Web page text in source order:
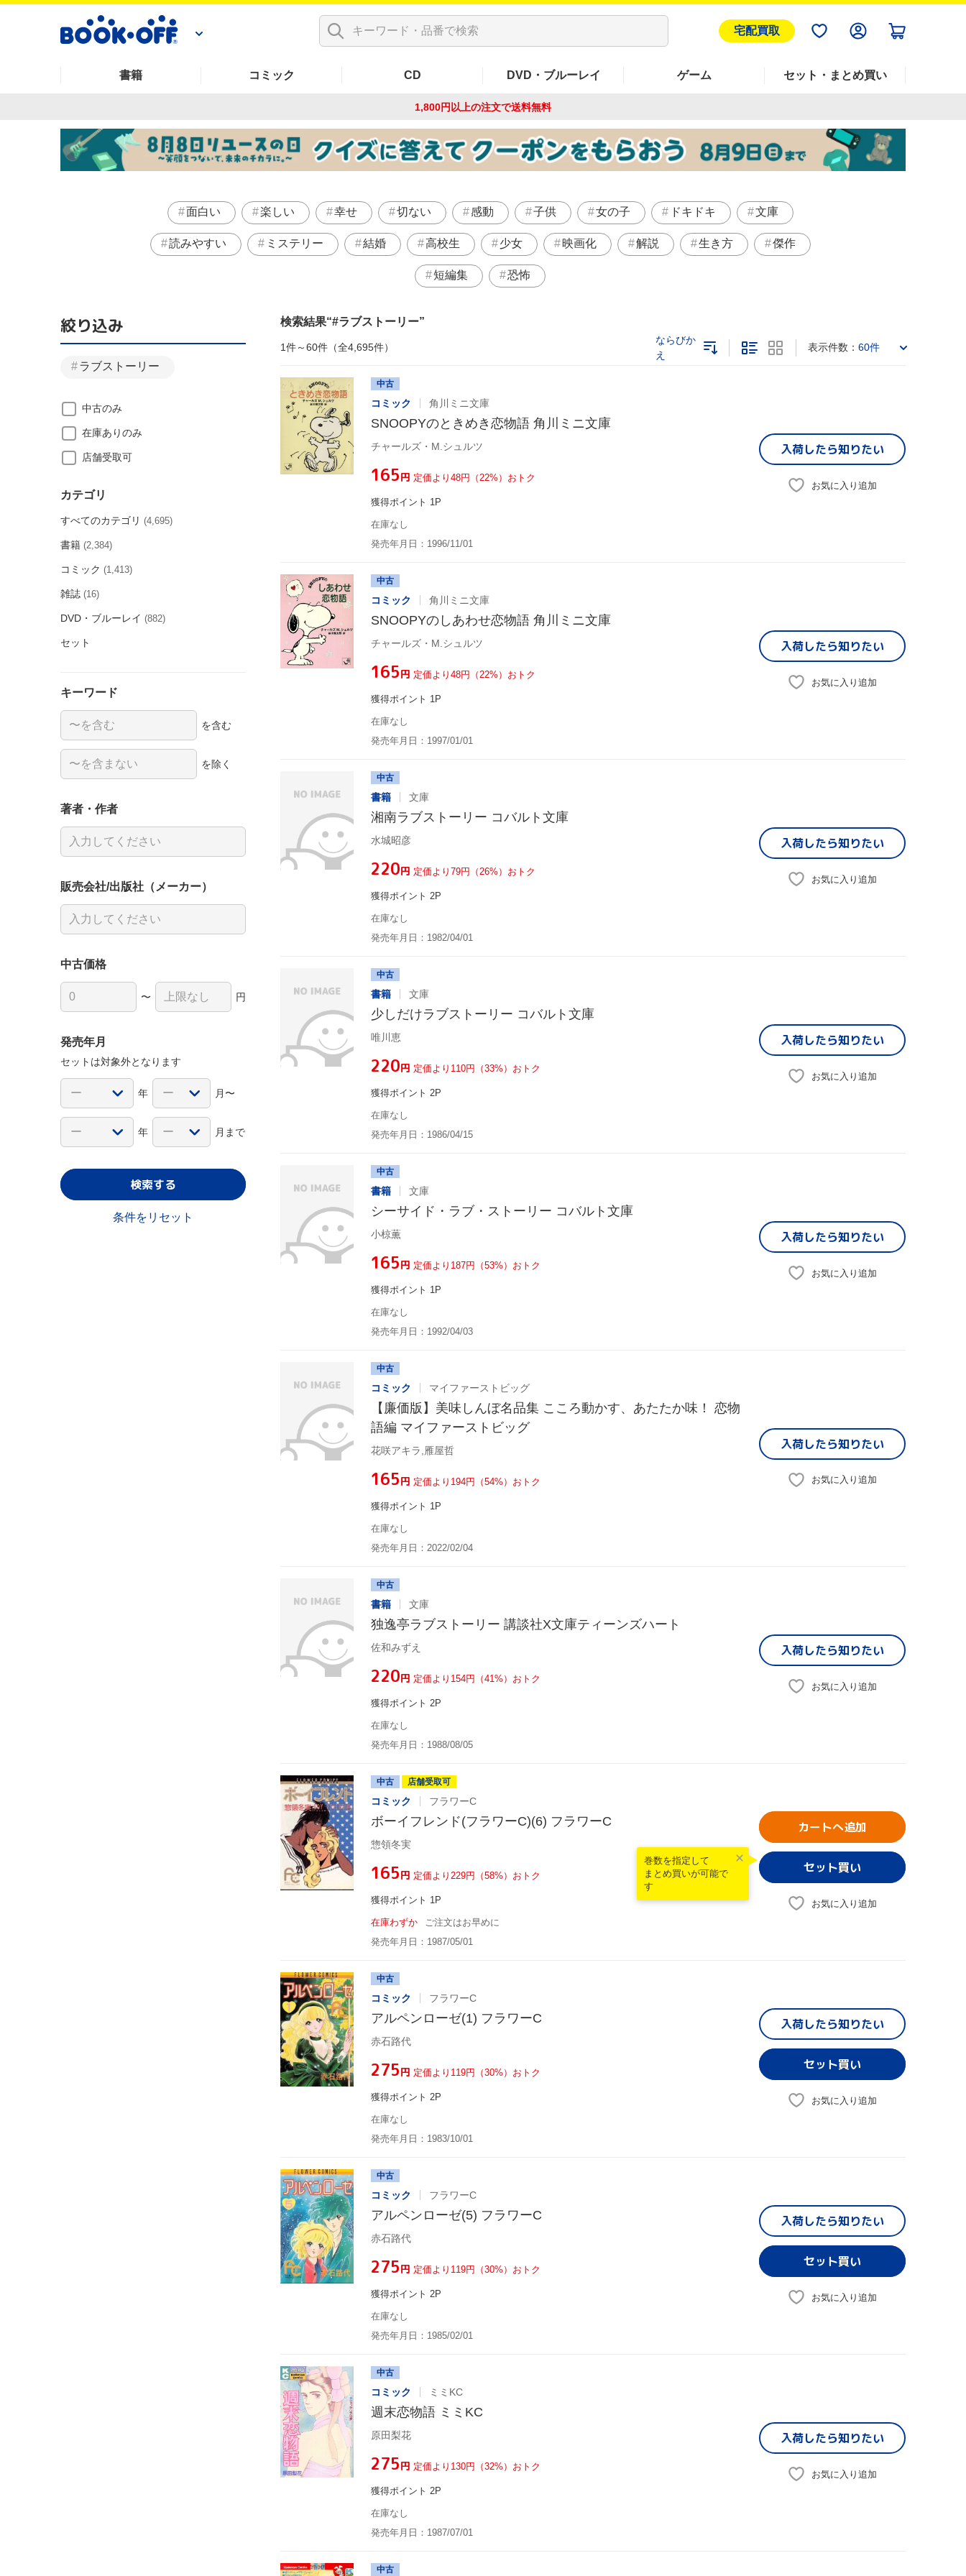
宅配買取
書籍 コミック CD DVD・ブルーレイ ゲーム セット・まとめ買い
1,800円以上の注文で送料無料
面白い 楽しい 幸せ 切ない 感動 子供 女の子 ドキドキ 文庫
読みやすい ミステリー 結婚 高校生 少女 映画化 解説 生き方 傑作
短編集 恐怖
検索結果 #ラブストーリー
1件～60件（全4,695件）
ならびか
え
表示件数： 60件
中古
コミック 角川ミニ文庫
SNOOPYのときめき恋物語 角川ミニ文庫
チャールズ・M.シュルツ
¥165円 定価より48円（22%）おトク
獲得ポイント 1P
在庫なし
発売年月日：1996/11/01
入荷したら知りたい
お気に入り追加
中古
コミック 角川ミニ文庫
SNOOPYのしあわせ恋物語 角川ミニ文庫
チャールズ・M.シュルツ
¥165円 定価より48円（22%）おトク
獲得ポイント 1P
在庫なし
発売年月日：1997/01/01
入荷したら知りたい
お気に入り追加
中古
書籍 文庫
湘南ラブストーリー コバルト文庫
水城昭彦
¥220円 定価より79円（26%）おトク
獲得ポイント 2P
在庫なし
発売年月日：1982/04/01
入荷したら知りたい
お気に入り追加
中古
書籍 文庫
少しだけラブストーリー コバルト文庫
唯川恵
¥220円 定価より110円（33%）おトク
獲得ポイント 2P
在庫なし
発売年月日：1986/04/15
入荷したら知りたい
お気に入り追加
中古
書籍 文庫
シーサイド・ラブ・ストーリー コバルト文庫
小椋薫
¥165円 定価より187円（53%）おトク
獲得ポイント 1P
在庫なし
発売年月日：1992/04/03
入荷したら知りたい
お気に入り追加
中古
コミック マイファーストビッグ
【廉価版】美味しんぼ名品集 こころ動かす、あたたか味！ 恋物
語編 マイファーストビッグ
花咲アキラ,雁屋哲
¥165円 定価より194円（54%）おトク
獲得ポイント 1P
在庫なし
発売年月日：2022/02/04
入荷したら知りたい
お気に入り追加
中古
書籍 文庫
独逸亭ラブストーリー 講談社X文庫ティーンズハート
佐和みずえ
¥220円 定価より154円（41%）おトク
獲得ポイント 2P
在庫なし
発売年月日：1988/08/05
入荷したら知りたい
お気に入り追加
中古 店舗受取可
コミック フラワーC
ボーイフレンド(フラワーC)(6) フラワーC
惣領冬実
¥165円 定価より229円（58%）おトク
獲得ポイント 1P
在庫わずか
ご注文はお早めに
発売年月日：1987/05/01
カートへ追加
巻数を指定して
まとめ買いが可能で
す
お気に入り追加
中古
コミック フラワーC
アルペンローゼ(1) フラワーC
赤石路代
¥275円 定価より119円（30%）おトク
獲得ポイント 2P
在庫なし
発売年月日：1983/10/01
入荷したら知りたい
お気に入り追加
中古
コミック フラワーC
アルペンローゼ(5) フラワーC
赤石路代
¥275円 定価より119円（30%）おトク
獲得ポイント 2P
在庫なし
発売年月日：1985/02/01
入荷したら知りたい
お気に入り追加
中古
コミック ミミKC
週末恋物語 ミミKC
原田梨花
¥275円 定価より130円（32%）おトク
獲得ポイント 2P
在庫なし
発売年月日：1987/07/01
入荷したら知りたい
お気に入り追加
中古
絞り込み
ラブストーリー
中古のみ
在庫ありのみ
店舗受取可
カテゴリ
すべてのカテゴリ (4,695)
書籍 (2,384)
コミック (1,413)
雑誌 (16)
DVD・ブルーレイ (882)
セット
キーワード
を含む
を除く
著者・作者
販売会社/出版社（メーカー）
中古価格
〜 円
発売年月
セットは対象外となります
年 月〜
年 月まで
検索する
条件をリセット